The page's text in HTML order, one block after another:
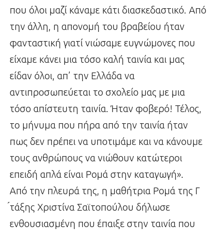
που όλοι μαζί κάναμε κάτι διασκεδαστικό. Από
την άλλη, η απονομή του βραβείου ήταν
φανταστική γιατί νιώσαμε ευγνώμονες που
είχαμε κάνει μια τόσο καλή ταινία και μας
είδαν όλοι, απ’ την Ελλάδα να
αντιπροσωπεύεται το σχολείο μας με μια
τόσο απίστευτη ταινία. Ήταν φοβερό! Τέλος,
το μήνυμα που πήρα από την ταινία ήταν
πως δεν πρέπει να υποτιμάμε και να κάνουμε
τους ανθρώπους να νιώθουν κατώτεροι
επειδή απλά είναι Ρομά στην καταγωγή».
Από την πλευρά της, η μαθήτρια Ρομά της Γ
́τάξης Χριστίνα Σαϊτοπούλου δήλωσε
ενθουσιασμένη που έπαιξε στην ταινία που